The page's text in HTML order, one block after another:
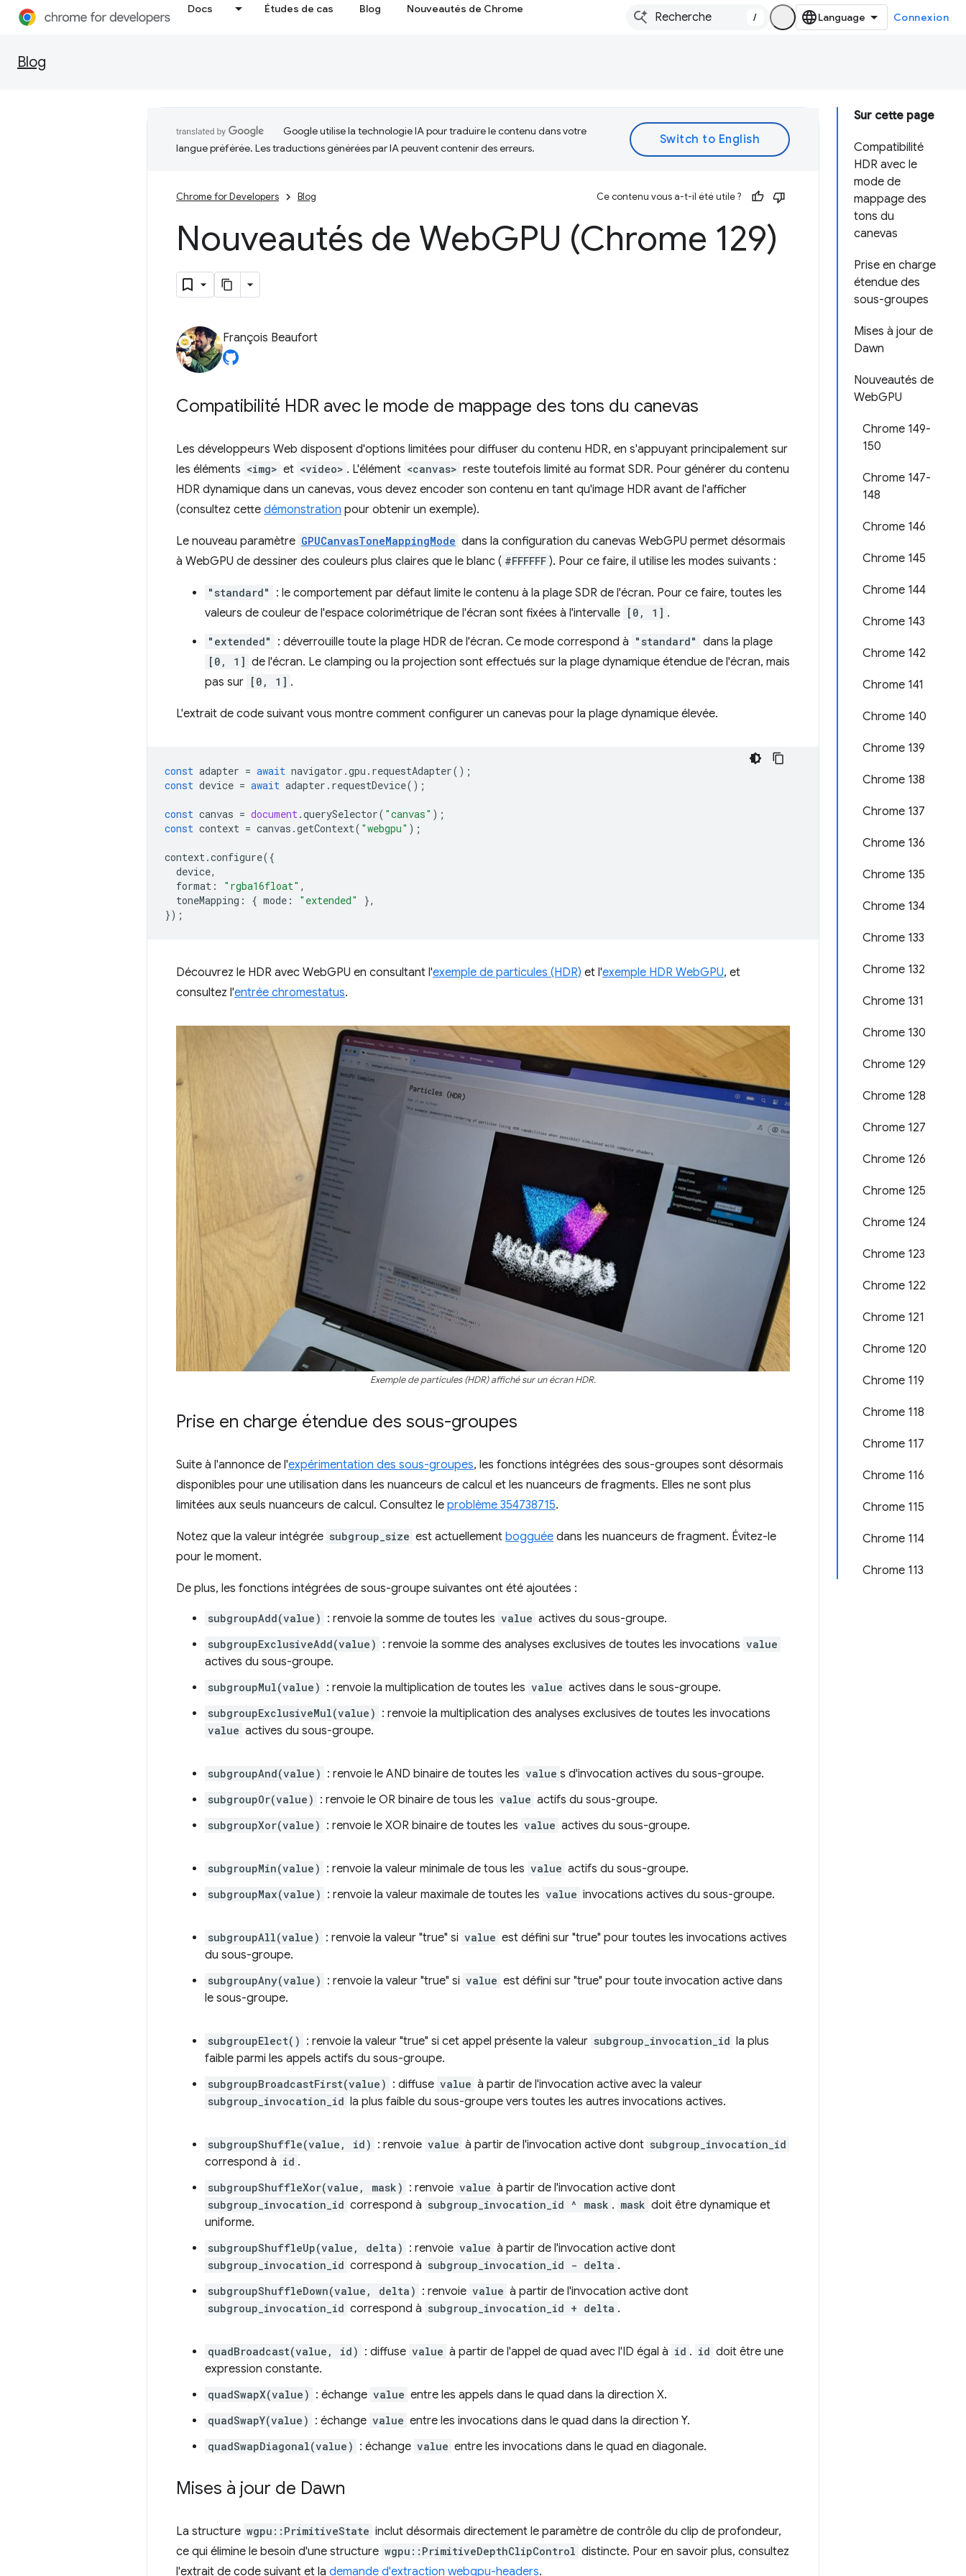
Docs Études de cas Blog Nouveautés de Chrome
/ Connexion
Blog
Sur cette page
Compatibilité
HDR avec le
mode de
mappage des
tons du
canevas
Prise en charge
étendue des
sous-groupes
Mises à jour de
Dawn
Nouveautés de
WebGPU
Chrome 149-
150
Chrome 147-
148
Chrome 146
Chrome 145
Chrome 144
Chrome 143
Chrome 142
Chrome 141
Chrome 140
Chrome 139
Chrome 138
Chrome 137
Chrome 136
Chrome 135
Chrome 134
Chrome 133
Chrome 132
Chrome 131
Chrome 130
Chrome 129
Chrome 128
Chrome 127
Chrome 126
Chrome 125
Chrome 124
Chrome 123
Chrome 122
Chrome 121
Chrome 120
Chrome 119
Chrome 118
Chrome 117
Chrome 116
Chrome 115
Chrome 114
Chrome 113
Google utilise la technologie IA pour traduire le contenu dans votre
langue préférée. Les traductions générées par IA peuvent contenir des erreurs.
Chrome for Developers Blog Ce contenu vous a-t-il été utile ?
Nouveautés de WebGPU (Chrome 129)
François Beaufort
Compatibilité HDR avec le mode de mappage des tons du canevas
Les développeurs Web disposent d'options limitées pour diffuser du contenu HDR, en s'appuyant principalement sur
les éléments <img> et <video> . L'élément <canvas> reste toutefois limité au format SDR. Pour générer du contenu
HDR dynamique dans un canevas, vous devez encoder son contenu en tant qu'image HDR avant de l'afficher
(consultez cette démonstration pour obtenir un exemple).
Le nouveau paramètre GPUCanvasToneMappingMode dans la configuration du canevas WebGPU permet désormais
à WebGPU de dessiner des couleurs plus claires que le blanc ( #FFFFFF ). Pour ce faire, il utilise les modes suivants :
"standard"
: le comportement par défaut limite le contenu à la plage SDR de l'écran. Pour ce faire, toutes les
valeurs de couleur de l'espace colorimétrique de l'écran sont fixées à l'intervalle [0, 1] .
"extended" : déverrouille toute la plage HDR de l'écran. Ce mode correspond à "standard" dans la plage
[0, 1] de l'écran. Le clamping ou la projection sont effectués sur la plage dynamique étendue de l'écran, mais
pas sur [0, 1] .
L'extrait de code suivant vous montre comment configurer un canevas pour la plage dynamique élevée.
const adapter = await navigator .gpu . requestAdapter();
const device = await adapter . requestDevice();
const canvas = document.querySelector( "canvas" );
const context = canvas .getContext( "webgpu" );
context.configure({
device,
format : "rgba16float" ,
toneMapping : { mode : "extended"
},
});
Découvrez le HDR avec WebGPU en consultant l'exemple de particules (HDR) et l'exemple HDR WebGPU, et
consultez l'entrée chromestatus.
Exemple de particules (HDR) affiché sur un écran HDR.
Prise en charge étendue des sous-groupes
Suite à l'annonce de l'expérimentation des sous-groupes, les fonctions intégrées des sous-groupes sont désormais
disponibles pour une utilisation dans les nuanceurs de calcul et les nuanceurs de fragments. Elles ne sont plus
limitées aux seuls nuanceurs de calcul. Consultez le problème 354738715.
Notez que la valeur intégrée subgroup_size est actuellement bogguée dans les nuanceurs de fragment. Évitez-le
pour le moment.
De plus, les fonctions intégrées de sous-groupe suivantes ont été ajoutées :
subgroupAdd(value) : renvoie la somme de toutes les value actives du sous-groupe.
subgroupExclusiveAdd(value) : renvoie la somme des analyses exclusives de toutes les invocations value
actives du sous-groupe.
subgroupMul(value) : renvoie la multiplication de toutes les value actives dans le sous-groupe.
subgroupExclusiveMul(value) : renvoie la multiplication des analyses exclusives de toutes les invocations
value actives du sous-groupe.
subgroupAnd(value) : renvoie le AND binaire de toutes les value s d'invocation actives du sous-groupe.
subgroupOr(value) : renvoie le OR binaire de tous les value actifs du sous-groupe.
subgroupXor(value) : renvoie le XOR binaire de toutes les value actives du sous-groupe.
subgroupMin(value) : renvoie la valeur minimale de tous les value actifs du sous-groupe.
subgroupMax(value) : renvoie la valeur maximale de toutes les value invocations actives du sous-groupe.
subgroupAll(value) : renvoie la valeur "true" si value est défini sur "true" pour toutes les invocations actives
du sous-groupe.
subgroupAny(value) : renvoie la valeur "true" si value est défini sur "true" pour toute invocation active dans
le sous-groupe.
subgroupElect() : renvoie la valeur "true" si cet appel présente la valeur subgroup_invocation_id la plus
faible parmi les appels actifs du sous-groupe.
subgroupBroadcastFirst(value) : diffuse value à partir de l'invocation active avec la valeur
subgroup_invocation_id la plus faible du sous-groupe vers toutes les autres invocations actives.
subgroupShuffle(value, id) : renvoie value à partir de l'invocation active dont subgroup_invocation_id
correspond à id .
subgroupShuffleXor(value, mask) : renvoie value à partir de l'invocation active dont
subgroup_invocation_id correspond à subgroup_invocation_id ^ mask . mask doit être dynamique et
uniforme.
subgroupShuffleUp(value, delta) : renvoie value à partir de l'invocation active dont
subgroup_invocation_id correspond à subgroup_invocation_id - delta .
subgroupShuffleDown(value, delta) : renvoie value à partir de l'invocation active dont
subgroup_invocation_id correspond à subgroup_invocation_id + delta .
quadBroadcast(value, id) : diffuse value à partir de l'appel de quad avec l'ID égal à id . id doit être une
expression constante.
quadSwapX(value) : échange value entre les appels dans le quad dans la direction X.
quadSwapY(value) : échange value entre les invocations dans le quad dans la direction Y.
quadSwapDiagonal(value) : échange value entre les invocations dans le quad en diagonale.
Mises à jour de Dawn
La structure wgpu::PrimitiveState inclut désormais directement le paramètre de contrôle du clip de profondeur,
ce qui élimine le besoin d'une structure wgpu::PrimitiveDepthClipControl distincte. Pour en savoir plus, consultez
l'extrait de code suivant et la demande d'extraction webgpu-headers.